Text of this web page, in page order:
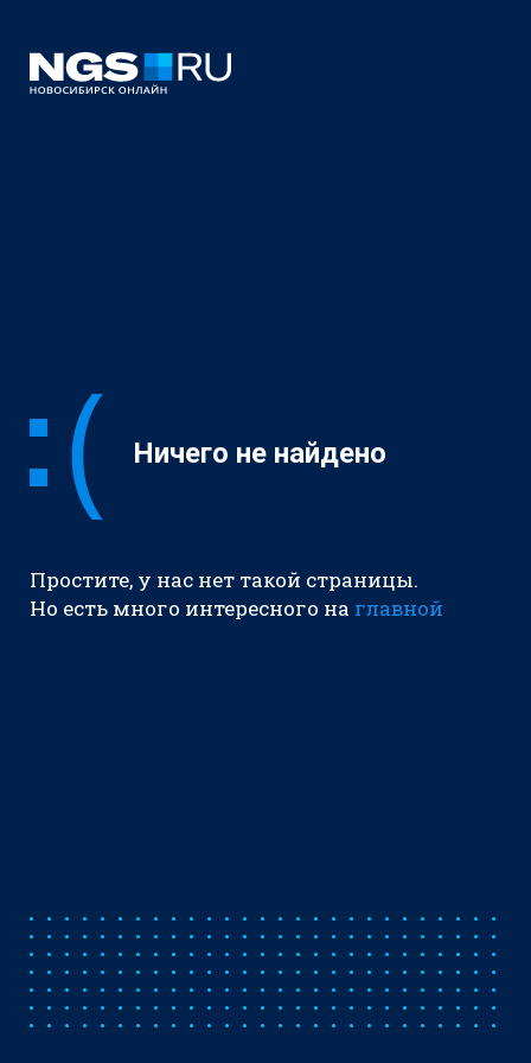
Ничего не найдено
Простите, у нас нет такой страницы.
Но есть много интересного на главной